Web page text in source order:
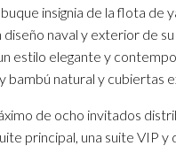
insignia de la flota de
naval y exterior de
estilo elegante y
bambú natural y cubiertas
de ocho invitados
principal, una suite VIP